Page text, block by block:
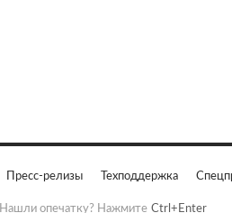
Пресс-релизы Техподдержка
Нашли опечатку? Нажмите Ctrl+Enter